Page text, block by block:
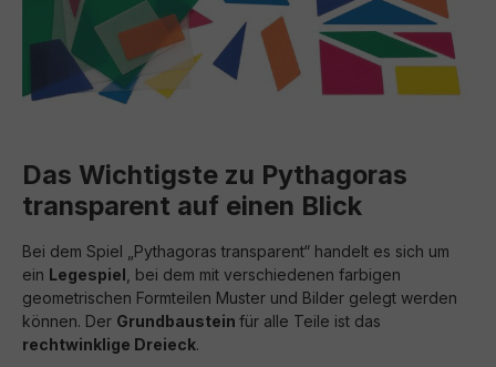
Das Wichtigste zu Pythagoras
transparent auf einen Blick
Bei dem Spiel „Pythagoras transparent“ handelt es sich um
ein Legespiel , bei dem mit verschiedenen farbigen
geometrischen Formteilen Muster und Bilder gelegt werden
können. Der Grundbaustein für alle Teile ist das
rechtwinklige Dreieck.